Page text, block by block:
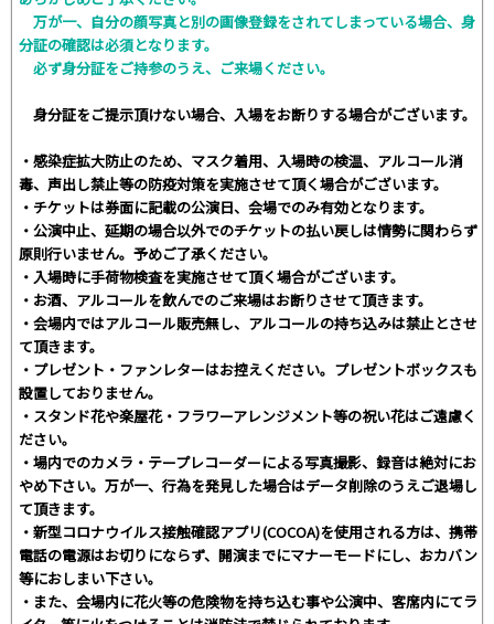
万が一、自分の顔写真と別の画像登録をされてしまっている場合、身
分証の確認は必須となります。
必ず身分証をご持参のうえ、ご来場ください。
身分証をご提示頂けない場合、入場をお断りする場合がございます。
・感染症拡大防止のため、マスク着用、入場時の検温、アルコール消
毒、声出し禁止等の防疫対策を実施させて頂く場合がございます。
・チケットは券面に記載の公演日、会場でのみ有効となります。
・公演中止、延期の場合以外でのチケットの払い戻しは情勢に関わらず
原則行いません。予めご了承ください。
・入場時に手荷物検査を実施させて頂く場合がございます。
・お酒、アルコールを飲んでのご来場はお断りさせて頂きます。
・会場内ではアルコール販売無し、アルコールの持ち込みは禁止とさせ
て頂きます。
・プレゼント・ファンレターはお控えください。プレゼントボックスも
設置しておりません。
・スタンド花や楽屋花・フラワーアレンジメント等の祝い花はご遠慮く
ださい。
・場内でのカメラ・テープレコーダーによる写真撮影、録音は絶対にお
やめ下さい。万が一、行為を発見した場合はデータ削除のうえご退場し
て頂きます。
・新型コロナウイルス接触確認アプリ(COCOA)を使用される方は、携帯
電話の電源はお切りにならず、開演までにマナーモードにし、おカバン
等におしまい下さい。
・また、会場内に花火等の危険物を持ち込む事や公演中、客席内にてラ